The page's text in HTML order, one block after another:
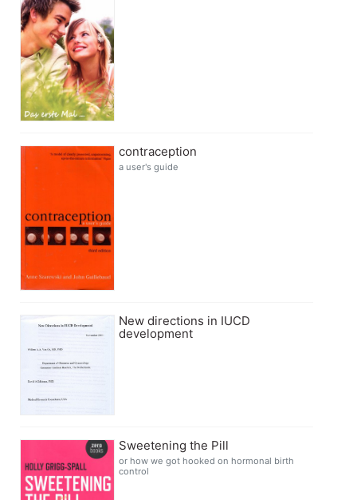
contraception
a user's guide
New directions in IUCD
development
Sweetening the Pill
or how we got hooked on hormonal birth
control